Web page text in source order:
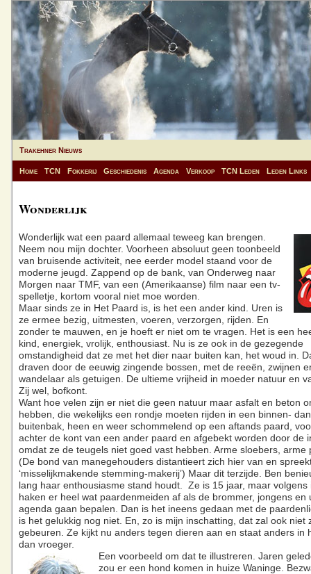
Trakehner Nieuws
Home TCN Fokkerij Geschiedenis Agenda Verkoop TCN Leden Leden Links
Wonderlijk
Wonderlijk wat een paard allemaal teweeg kan brengen.
Neem nou mijn dochter. Voorheen absoluut geen toonbeeld
van bruisende activiteit, nee eerder model staand voor de
moderne jeugd. Zappend op de bank, van Onderweg naar
Morgen naar TMF, van een (Amerikaanse) film naar een tv-
spelletje, kortom vooral niet moe worden.
Maar sinds ze in Het Paard is, is het een ander kind. Uren is
ze ermee bezig, uitmesten, voeren, verzorgen, rijden. En
zonder te mauwen, en je hoeft er niet om te vragen. Het is een
kind, energiek, vrolijk, enthousiast. Nu is ze ook in de gezegende
omstandigheid dat ze met het dier naar buiten kan, het woud in.
draven door de eeuwig zingende bossen, met de reeën, zwijnen
wandelaar als getuigen. De ultieme vrijheid in moeder natuur en
Zij wel, bofkont.
Want hoe velen zijn er niet die geen natuur maar asfalt en beton
hebben, die wekelijks een rondje moeten rijden in een binnen-
buitenbak, heen en weer schommelend op een aftands paard,
achter de kont van een ander paard en afgebekt worden door de
omdat ze de teugels niet goed vast hebben. Arme sloebers, arme
(De bond van manegehouders distantieert zich hier van en
‘misselijkmakende stemming-makerij’) Maar dit terzijde. Ben
lang haar enthousiasme stand houdt. Ze is 15 jaar, maar volgens
haken er heel wat paardenmeiden af als de brommer, jongens en
agenda gaan bepalen. Dan is het ineens gedaan met de
is het gelukkig nog niet. En, zo is mijn inschatting, dat zal ook niet
gebeuren. Ze kijkt nu anders tegen dieren aan en staat anders in
dan vroeger.
Een voorbeeld om dat te illustreren. Jaren
zou er een hond komen in huize Waninge.